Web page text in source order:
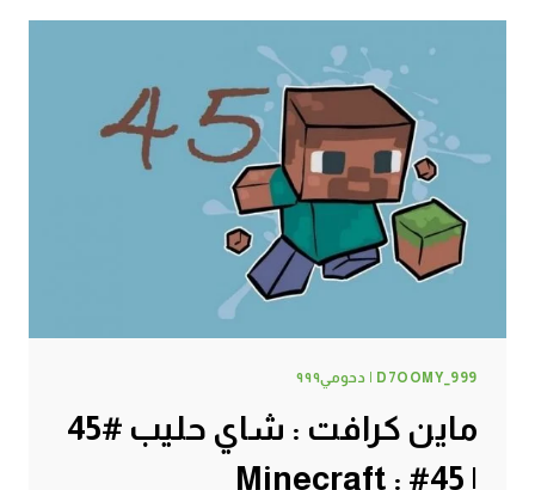
الكبير
#46
|
46#
MINECRAFT
:
D7OOMY999
D7OOMY_999 | دحومي٩٩٩
ماين كرافت : شاي حليب #45
| 45# Minecraft :